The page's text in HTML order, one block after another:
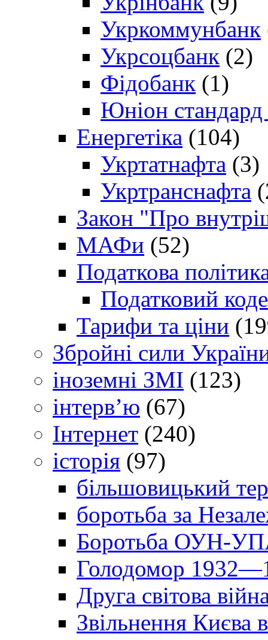
Укркоммунбанк
Укрсоцбанк (2)
Фідобанк (1)
Юніон стандард
Енергетіка (104)
Укртатнафта (3)
Укртранснафта
Закон "Про
МАФи (52)
Податкова
Податковий
Тарифи та ціни
Збройні сили
іноземні ЗМІ (123)
інтерв’ю (67)
Інтернет (240)
історія (97)
більшовицький
боротьба за
Боротьба ОУН-УПА
Голодомор
Друга світова
Звільнення Києва